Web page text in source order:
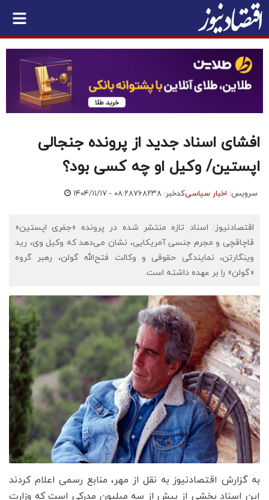
افشای اسناد جدید از پرونده جنجالی
اپستین/ وکیل او چه کسی بود؟
سرویس: اخبار سیاسیکدخبر: ۷۶۸۲۳۸ ۱۴۰۴/۱۱/۱۷ - ۰۸:۲۸
اقتصادنیوز: اسناد تازه منتشر شده در پرونده «جفری اپستین»
قاچاقچی و مجرم جنسی آمریکایی، نشان می‌دهد که وکیل وی، رید
وینگارتن، نمایندگی حقوقی و وکالت فتح‌الله گولن، رهبر گروه
«گولن» را بر عهده داشته است.
به گزارش اقتصادنیوز به نقل از مهر، منابع رسمی اعلام کردند
این اسناد بخشی از بیش از سه میلیون مدرکی است که وزارت